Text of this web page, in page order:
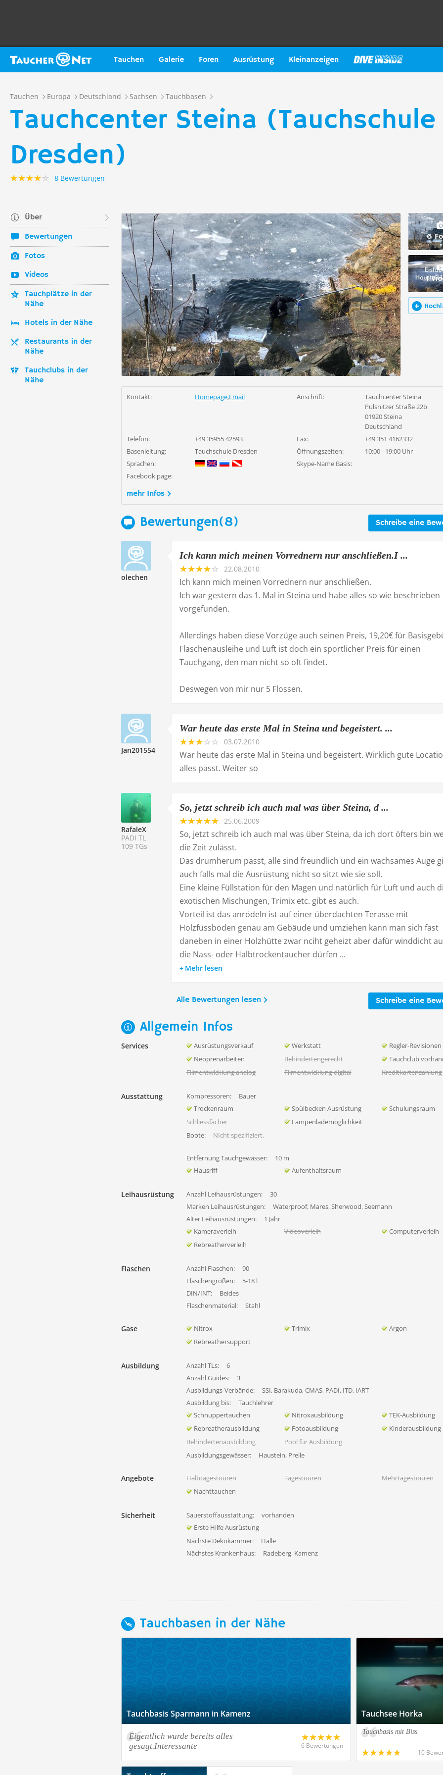
Tauchen Galerie Foren Ausrüstung Kleinanzeigen
Tauchen Europa Deutschland Sachsen Tauchbasen
Tauchcenter Steina (Tauchschule
Dresden)
8 Bewertungen
Über
Bewertungen
Fotos
Videos
Tauchplätze in der
Nähe
Hotels in der Nähe
Restaurants in der
Nähe
Tauchclubs in der
Nähe
6
1
Kontakt: Homepage,Email Anschrift:
Tauchcenter Steina
Pulsnitzer Straße 22b
01920 Steina
Deutschland
Telefon:
+49 35955 42593 Fax:
+49 351 4162332
Basenleitung:
Tauchschule Dresden Öffnungszeiten:
10:00 - 19:00 Uhr
Sprachen:
Skype-Name Basis:
Facebook page:
mehr Infos
Schreibe eine
Bewertungen(8)
olechen
Ich kann mich meinen Vorrednern nur anschließen.I ...
22.08.2010
Ich kann mich meinen Vorrednern nur anschließen.
Ich war gestern das 1. Mal in Steina und habe alles so wie beschrieben
vorgefunden.
Allerdings haben diese Vorzüge auch seinen Preis, 19,20€ für
Flaschenausleihe und Luft ist doch ein sportlicher Preis für einen
Tauchgang, den man nicht so oft findet.
Deswegen von mir nur 5 Flossen.
Jan201554
War heute das erste Mal in Steina und begeistert. ...
03.07.2010
War heute das erste Mal in Steina und begeistert. Wirklich gute
alles passt. Weiter so
RafaleX
PADI TL
109 TGs
So, jetzt schreib ich auch mal was über Steina, d ...
25.06.2009
So, jetzt schreib ich auch mal was über Steina, da ich dort öfters bin
die Zeit zulässt.
Das drumherum passt, alle sind freundlich und ein wachsames Auge
auch falls mal die Ausrüstung nicht so sitzt wie sie soll.
Eine kleine Füllstation für den Magen und natürlich für Luft und auch
exotischen Mischungen, Trimix etc. gibt es auch.
Vorteil ist das anrödeln ist auf einer überdachten Terasse mit
Holzfussboden genau am Gebäude und umziehen kann man sich fast
daneben in einer Holzhütte zwar nciht geheizt aber dafür winddicht
die Nass- oder Halbtrockentaucher dürfen ...
Mehr lesen
Schreibe eine
Alle Bewertungen lesen
Allgemein Infos
Services Ausrüstungsverkauf Werkstatt
Regler-Revisionen
Neoprenarbeiten
Behindertengerecht
Tauchclub
Filmentwicklung analog
Filmentwicklung digital Kreditkartenzahlung
Ausstattung Kompressoren:
Bauer
Trockenraum
Spülbecken Ausrüstung
Schulungsraum
Schliessfächer
Lampenlademöglichkeit
Boote:
NIcht spezifiziert.
Entfernung Tauchgewässer:
10 m
Hausriff
Aufenthaltsraum
Leihausrüstung Anzahl Leihausrüstungen:
30
Marken Leihausrüstungen:
Waterproof, Mares, Sherwood, Seemann
Alter Leihausrüstungen:
1 Jahr
Kameraverleih
Videoverleih
Computerverleih
Rebreatherverleih
Flaschen Anzahl Flaschen:
90
Flaschengrößen:
5-18 l
DIN/INT:
Beides
Flaschenmaterial:
Stahl
Gase Nitrox Trimix
Argon
Rebreathersupport
Ausbildung Anzahl TLs:
6
Anzahl Guides:
3
Ausbildungs-Verbände:
SSI, Barakuda, CMAS, PADI, ITD, IART
Ausbildung bis:
Tauchlehrer
Schnuppertauchen
Nitroxausbildung
TEK-Ausbildung
Rebreatherausbildung
Fotoausbildung
Kinderausbildung
Behindertenausbildung
Pool für Ausbildung
Ausbildungsgewässer:
Haustein, Prelle
Angebote Halbtagestouren Tagestouren
Mehrtagestouren
Nachttauchen
Sicherheit Sauerstoffausstattung:
vorhanden
Erste Hilfe Ausrüstung
Nächste Dekokammer:
Halle
Nächstes Krankenhaus:
Radeberg, Kamenz
Tauchbasen in der Nähe
Tauchbasis Sparmann in Kamenz
Eigentlich wurde bereits alles
gesagt.Interessante
6 Bewertungen
Tauchsee Horka
Tauchbasis mit Biss
10